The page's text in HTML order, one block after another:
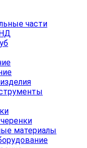
части
материалы